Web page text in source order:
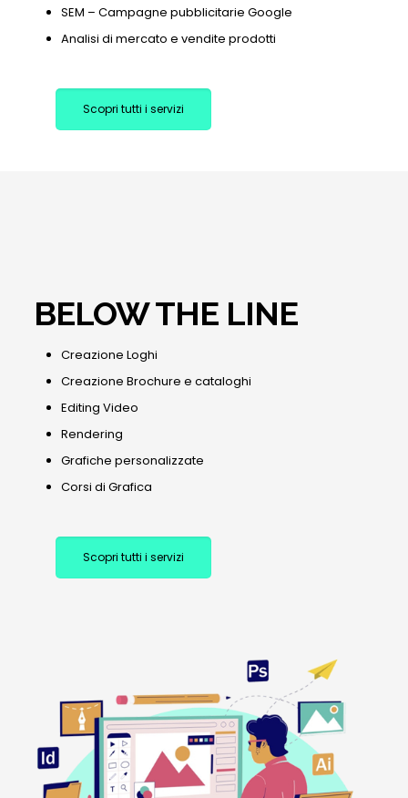
SEM – Campagne pubblicitarie Google
Analisi di mercato e vendite prodotti
Scopri tutti i servizi
BELOW THE LINE
Creazione Loghi
Creazione Brochure e cataloghi
Editing Video
Rendering
Grafiche personalizzate
Corsi di Grafica
Scopri tutti i servizi